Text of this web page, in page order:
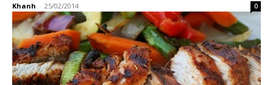
Khanh - 25/02/2014 0